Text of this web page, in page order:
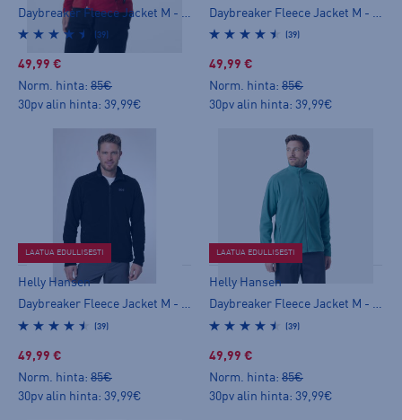
(39)
49,99 €
Norm. hinta: 85€
30pv alin hinta: 39,99€
(39)
49,99 €
Norm. hinta: 85€
30pv alin hinta: 39,99€
LAATUA EDULLISESTI
Helly Hansen
Daybreaker Fleece Jacket M - miesten fleecetakki
(39)
49,99 €
Norm. hinta: 85€
30pv alin hinta: 39,99€
LAATUA EDULLISESTI
Helly Hansen
Daybreaker Fleece Jacket M - miesten fleecetakki
(39)
49,99 €
Norm. hinta: 85€
30pv alin hinta: 39,99€